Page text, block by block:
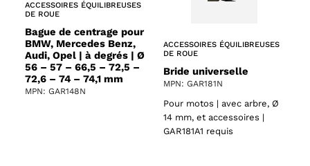
ACCESSOIRES ÉQUILIBREUSES
DE ROUE
Bague de centrage pour
BMW, Mercedes Benz,
Audi, Opel | à degrés | Ø
56 – 57 – 66,5 – 72,5 –
72,6 – 74 – 74,1 mm
MPN: GAR148N
ACCESSOIRES ÉQUILIBREUSES
DE ROUE
Bride universelle
MPN: GAR181N
Pour motos | avec arbre, Ø
14 mm, et accessoires |
GAR181A1 requis